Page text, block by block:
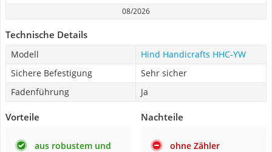
08/2026
Technische Details
Modell
Hind Handicrafts HHC-YW
Sichere Befestigung
Sehr sicher
Fadenführung
Ja
Vorteile
aus robustem und
Nachteile
ohne Zähler